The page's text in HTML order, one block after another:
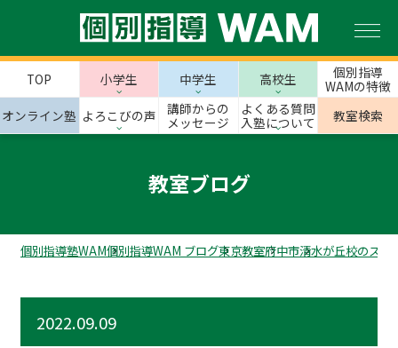
TOP 小学生 中学生 高校生
個別指導
WAMの特徴
オンライン塾 よろこびの声
講師からの
メッセージ
よくある質問
入塾について
教室検索
教室ブログ
個別指導塾WAM個別指導WAM ブログ東京教室府中市清水が丘校のスタ
2022.09.09